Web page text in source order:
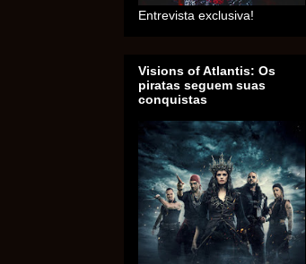
Entrevista exclusiva!
Visions of Atlantis: Os
piratas seguem suas
conquistas